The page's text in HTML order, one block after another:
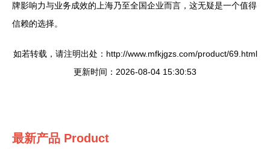
牌影响力与业务成效的上海乃至全国企业而言，这无疑是一个值得
信赖的选择。
如若转载，请注明出处：http://www.mfkjgzs.com/product/69.html
更新时间：2026-08-04 15:30:53
最新产品 Product